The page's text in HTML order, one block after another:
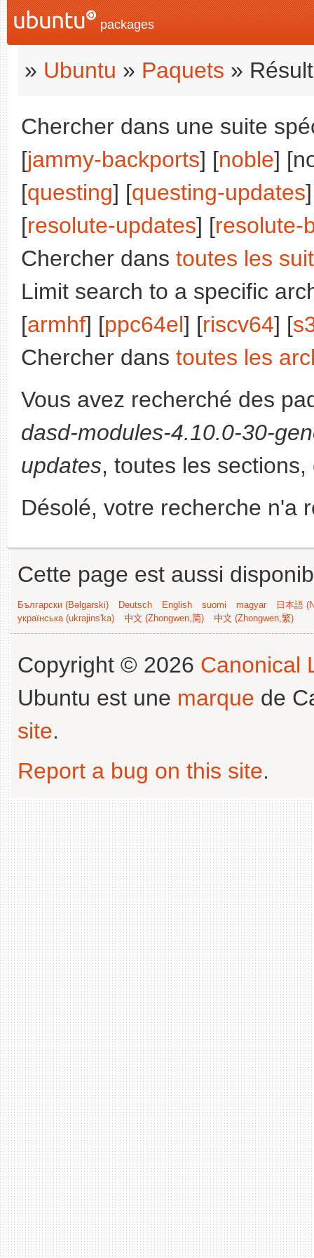
packages
» Ubuntu » Paquets »
Chercher dans une suite
[jammy-backports] [noble]
[questing] [questing-updates
[resolute-updates] [resolute-
Chercher dans toutes les
Limit search to a specific
[armhf] [ppc64el] [riscv64] [
Chercher dans toutes les
Vous avez recherché des
dasd-modules-4.10.0-30-
updates, toutes les
Désolé, votre recherche n'a
Cette page est aussi
Български (Bəlgarski) Deutsch English suomi magyar
日本語
українська (ukrajins'ka)
中文 (Zhongwen,简) 中文 (Zhongwen,繁)
Copyright © 2026 Canonical
Ubuntu est une marque de
site.
Report a bug on this site.